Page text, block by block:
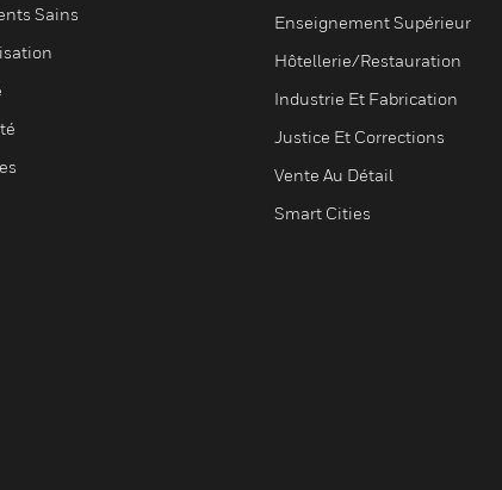
Sains
Enseignement Supérieur
Hôtellerie/Restauration
Industrie Et Fabrication
Justice Et Corrections
Vente Au Détail
Smart Cities